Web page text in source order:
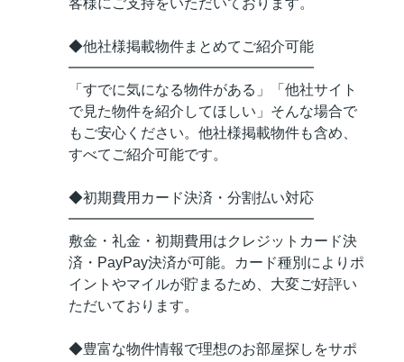
客様にご支持をいただいております。
◆他社様掲載物件まとめてご紹介可能
━━━━━━━━━━━━━━━━━
「すでに気になる物件がある」「他社サイト
で見た物件を紹介してほしい」そんな場合で
もご安心ください。他社様掲載物件も含め、
すべてご紹介可能です。
◆初期費用カード決済・分割払い対応
━━━━━━━━━━━━━━━━━
敷金・礼金・初期費用はクレジットカード決
済・PayPay決済が可能。カード種別によりポ
イントやマイルが貯まるため、大変ご好評い
ただいております。
◆豊富な物件情報で理想のお部屋探しをサポ